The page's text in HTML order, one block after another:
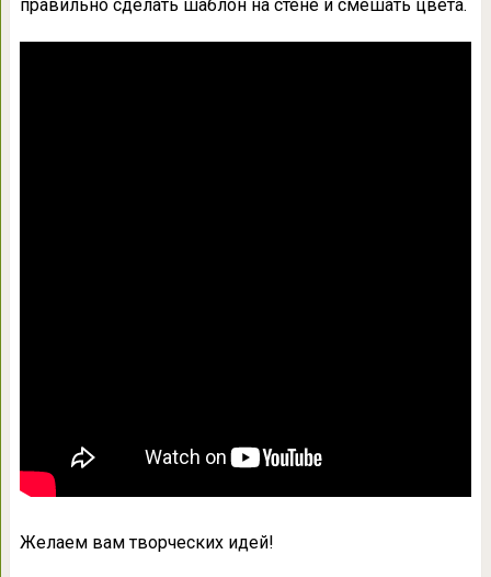
правильно сделать шаблон на стене и смешать цвета.
Желаем вам творческих идей!